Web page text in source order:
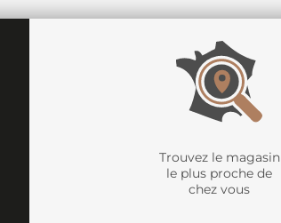
Trouvez le magasin
le plus proche de
chez vous